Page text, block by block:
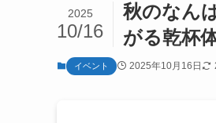
秋のなん
がる乾杯
2025
10/16
イベント 2025年10月16日